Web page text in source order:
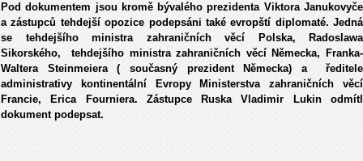
Pod dokumentem jsou kromě bývalého prezidenta Viktora Janukovyče
a zástupců tehdejší opozice podepsáni také evropští diplomaté. Jedná
se tehdejšího ministra zahraničních věcí Polska, Radoslawa
Sikorského, tehdejšího ministra zahraničních věcí Německa, Franka-
Waltera Steinmeiera ( současný prezident Německa) a ředitele
administrativy kontinentální Evropy Ministerstva zahraničních věcí
Francie, Erica Fourniera. Zástupce Ruska Vladimir Lukin odmítl
dokument podepsat.